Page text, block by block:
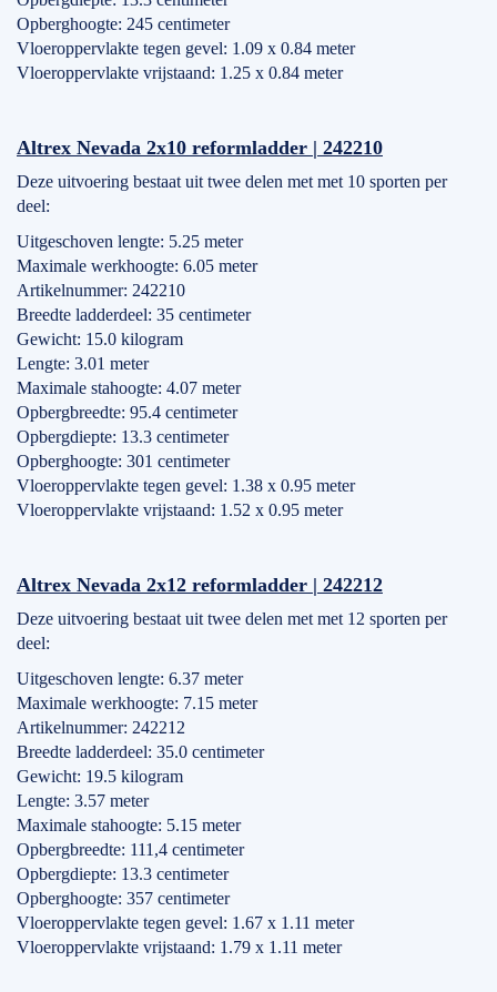
Opberghoogte: 245 centimeter
Vloeroppervlakte tegen gevel: 1.09 x 0.84 meter
Vloeroppervlakte vrijstaand: 1.25 x 0.84 meter
Altrex Nevada 2x10 reformladder | 242210
Deze uitvoering bestaat uit twee delen met met 10 sporten per
deel:
Uitgeschoven lengte: 5.25 meter
Maximale werkhoogte: 6.05 meter
Artikelnummer: 242210
Breedte ladderdeel: 35 centimeter
Gewicht: 15.0 kilogram
Lengte: 3.01 meter
Maximale stahoogte: 4.07 meter
Opbergbreedte: 95.4 centimeter
Opbergdiepte: 13.3 centimeter
Opberghoogte: 301 centimeter
Vloeroppervlakte tegen gevel: 1.38 x 0.95 meter
Vloeroppervlakte vrijstaand: 1.52 x 0.95 meter
Altrex Nevada 2x12 reformladder | 242212
Deze uitvoering bestaat uit twee delen met met 12 sporten per
deel:
Uitgeschoven lengte: 6.37 meter
Maximale werkhoogte: 7.15 meter
Artikelnummer: 242212
Breedte ladderdeel: 35.0 centimeter
Gewicht: 19.5 kilogram
Lengte: 3.57 meter
Maximale stahoogte: 5.15 meter
Opbergbreedte: 111,4 centimeter
Opbergdiepte: 13.3 centimeter
Opberghoogte: 357 centimeter
Vloeroppervlakte tegen gevel: 1.67 x 1.11 meter
Vloeroppervlakte vrijstaand: 1.79 x 1.11 meter